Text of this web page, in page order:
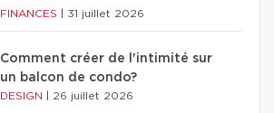
FINANCES 31 juillet 2026
Comment créer de l'intimité sur
un balcon de condo?
DESIGN 26 juillet 2026